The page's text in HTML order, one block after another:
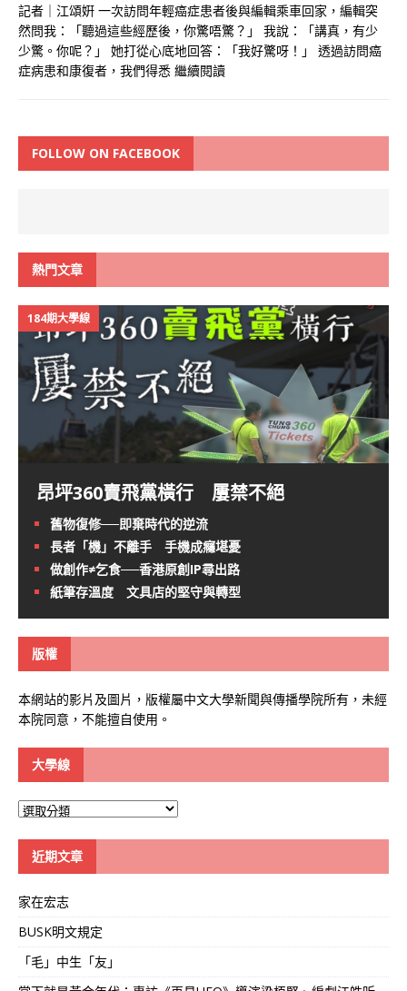
記者｜江頌姸 一次訪問年輕癌症患者後與編輯乘車回家，編輯突
然問我：「聽過這些經歷後，你驚唔驚？」 我說：「講真，有少
少驚。你呢？」 她打從心底地回答：「我好驚呀！」 透過訪問癌
症病患和康復者，我們得悉 繼續閱讀
FOLLOW ON FACEBOOK
熱門文章
184期大學線
昂坪360賣飛黨橫行 屢禁不絕
舊物復修──即棄時代的逆流
長者「機」不離手 手機成癮堪憂
做創作≠乞食──香港原創IP尋出路
紙筆存溫度 文具店的堅守與轉型
版權
本網站的影片及圖片，版權屬中文大學新聞與傳播學院所有，未經
本院同意，不能擅自使用。
大學線
大
近期文章
家在宏志
BUSK明文規定
「毛」中生「友」